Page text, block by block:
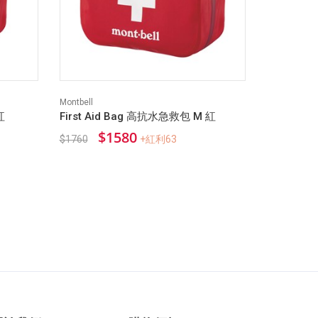
Montbell
First Aid Bag 高抗水急救包 M 紅
$1760 $1580 +紅利63